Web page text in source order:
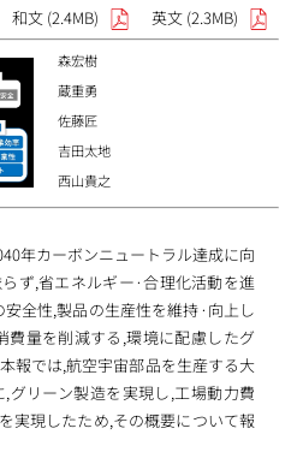
和文 (2.4MB)
英文 (2.3MB)
森宏樹
蔵重勇
佐藤匠
吉田太地
西山貴之
年カーボンニュートラル達成に向
ず,省エネルギー·合理化活動を進
全性,製品の生産性を維持·向上し
費量を削減する,環境に配慮したグ
報では,航空宇宙部品を生産する大
グリーン製造を実現し,工場動力費
実現したため,その概要について報